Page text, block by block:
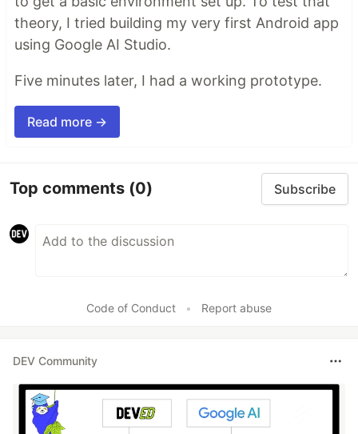
theory, I tried building my very first Android app
using Google AI Studio.
Five minutes later, I had a working prototype.
Read more →
Top comments (0) Subscribe
Code of Conduct • Report abuse
DEV Community